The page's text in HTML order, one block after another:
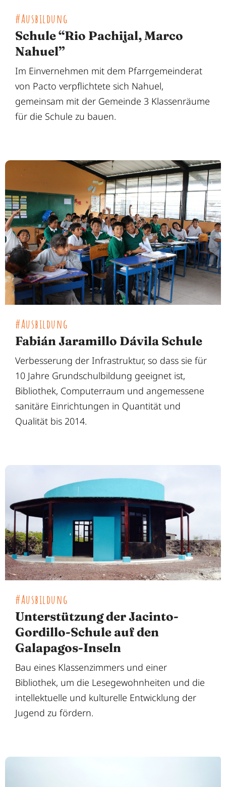
#Ausbildung
Schule “Rio Pachijal, Marco
Nahuel”
Im Einvernehmen mit dem Pfarrgemeinderat
von Pacto verpflichtete sich Nahuel,
gemeinsam mit der Gemeinde 3 Klassenräume
für die Schule zu bauen.
#Ausbildung
Fabián Jaramillo Dávila Schule
Verbesserung der Infrastruktur, so dass sie für
10 Jahre Grundschulbildung geeignet ist,
Bibliothek, Computerraum und angemessene
sanitäre Einrichtungen in Quantität und
Qualität bis 2014.
#Ausbildung
Unterstützung der Jacinto-
Gordillo-Schule auf den
Galapagos-Inseln
Bau eines Klassenzimmers und einer
Bibliothek, um die Lesegewohnheiten und die
intellektuelle und kulturelle Entwicklung der
Jugend zu fördern.